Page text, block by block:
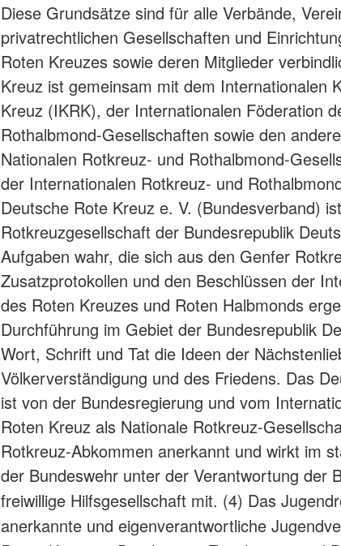
Diese Grundsätze sind für alle Verbände,
privatrechtlichen Gesellschaften und
Roten Kreuzes sowie deren Mitglieder
Kreuz ist gemeinsam mit dem Internationalen
Kreuz (IKRK), der Internationalen Föderation
Rothalbmond-Gesellschaften sowie den
Nationalen Rotkreuz- und Rothalbmond-
der Internationalen Rotkreuz- und
Deutsche Rote Kreuz e. V. (Bundesverband)
Rotkreuzgesellschaft der Bundesrepublik
Aufgaben wahr, die sich aus den Genfer
Zusatzprotokollen und den Beschlüssen der
des Roten Kreuzes und Roten Halbmonds
Durchführung im Gebiet der Bundesrepublik
Wort, Schrift und Tat die Ideen der
Völkerverständigung und des Friedens. Das
ist von der Bundesregierung und vom
Roten Kreuz als Nationale Rotkreuz-
Rotkreuz-Abkommen anerkannt und wirkt im
der Bundeswehr unter der Verantwortung der
freiwillige Hilfsgesellschaft mit. (4) Das
anerkannte und eigenverantwortliche